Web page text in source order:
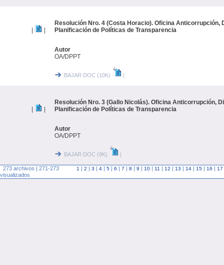
Resolución Nro. 4 (Costa Horacio). Oficina Anticorrupción,
Planificación de Políticas de Transparencia
Autor
OA/DPPT
BAJAR DOC (10K) |
Resolución Nro. 3 (Gallo Nicolás). Oficina Anticorrupción,
Planificación de Políticas de Transparencia
Autor
OA/DPPT
BAJAR DOC (9K) |
273 archivos | 271-273
visualizados
1 | 2 | 3 | 4 | 5 | 6 | 7 | 8 | 9 | 10 | 11 | 12 | 13 | 14 | 15 | 16 | 17